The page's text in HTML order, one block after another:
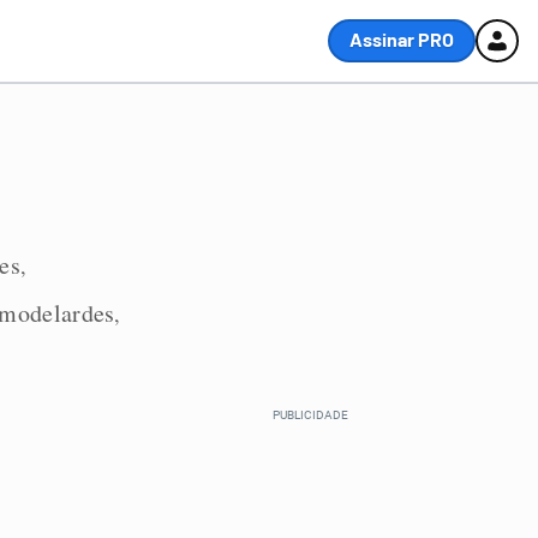
Assinar PRO
,
,